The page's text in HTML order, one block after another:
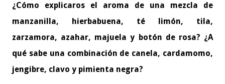
¿Cómo explicaros el aroma de una mezcla de
manzanilla, hierbabuena, té limón, tila,
zarzamora, azahar, majuela y botón de rosa? ¿A
qué sabe una combinación de canela, cardamomo,
jengibre, clavo y pimienta negra?